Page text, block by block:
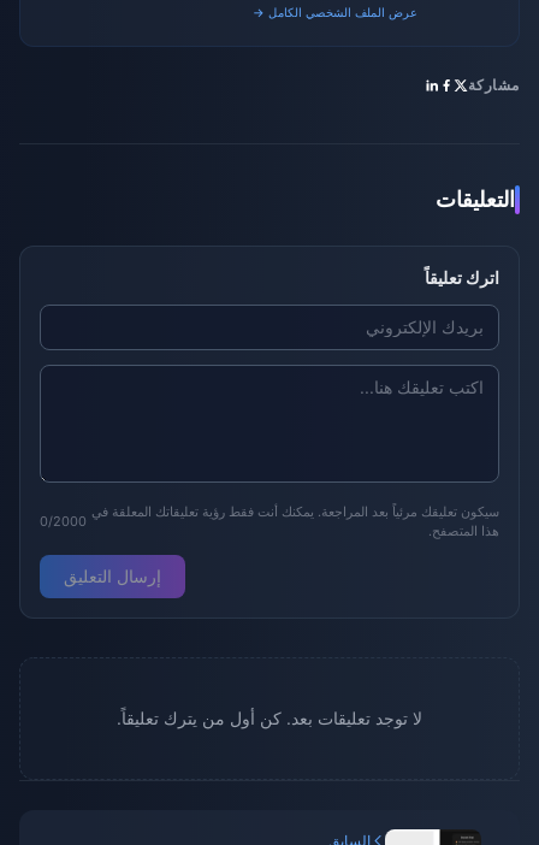
عرض الملف الشخصي الكامل →
مشاركة
التعليقات
اترك تعليقاً
سيكون تعليقك مرئياً بعد المراجعة. يمكنك أنت فقط رؤية تعليقاتك المعلقة في
هذا المتصفح.
0/2000
إرسال التعليق
لا توجد تعليقات بعد. كن أول من يترك تعليقاً.
السابق